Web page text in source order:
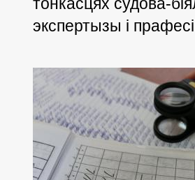
экспертызы і